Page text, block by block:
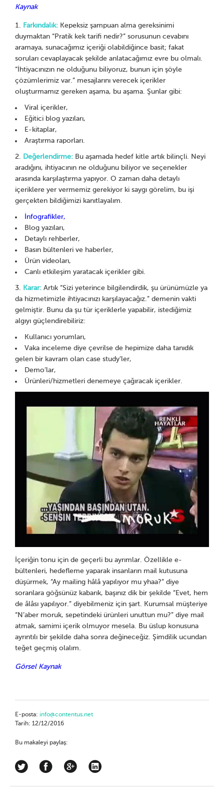
Kaynak
Farkındalık: Kepeksiz şampuan alma gereksinimi
duymaktan “Pratik kek tarifi nedir?” sorusunun cevabını
aramaya, sunacağımız içeriği olabildiğince basit; fakat
soruları cevaplayacak şekilde anlatacağımız evre bu olmalı.
“İhtiyacınızın ne olduğunu biliyoruz, bunun için şöyle
çözümlerimiz var.” mesajlarını verecek içerikler
oluşturmamız gereken aşama, bu aşama. Şunlar gibi:
Viral içerikler,
Eğitici blog yazıları,
E-kitaplar,
Araştırma raporları.
Değerlendirme: Bu aşamada hedef kitle artık bilinçli. Neyi
aradığını, ihtiyacının ne olduğunu biliyor ve seçenekler
arasında karşılaştırma yapıyor. O zaman daha detaylı
içeriklere yer vermemiz gerekiyor ki saygı görelim, bu işi
gerçekten bildiğimizi kanıtlayalım.
İnfografikler,
Blog yazıları,
Detaylı rehberler,
Basın bültenleri ve haberler,
Ürün videoları,
Canlı etkileşim yaratacak içerikler gibi.
Karar:Artık “Sizi yeterince bilgilendirdik, şu ürünümüzle ya
da hizmetimizle ihtiyacınızı karşılayacağız.” demenin vakti
gelmiştir. Bunu da şu tür içeriklerle yapabilir, istediğimiz
algıyı güçlendirebiliriz:
Kullanıcı yorumları,
Vaka inceleme diye çevrilse de hepimize daha tanıdık
gelen bir kavram olan case study’ler,
Demo’lar,
Ürünleri/hizmetleri denemeye çağıracak içerikler.
İçeriğin tonu için de geçerli bu ayrımlar. Özellikle e-
bültenleri, hedefleme yaparak insanların mail kutusuna
düşürmek, “Ay mailing hâlâ yapılıyor mu yhaa?” diye
soranlara göğsünüz kabarık, başınız dik bir şekilde “Evet, hem
de âlâsı yapılıyor.” diyebilmeniz için şart. Kurumsal müşteriye
“N’aber moruk, sepetindeki ürünleri unuttun mu?” diye mail
atmak, samimi içerik olmuyor mesela. Bu üslup konusuna
ayrıntılı bir şekilde daha sonra değineceğiz. Şimdilik ucundan
teğet geçmiş olalım.
Görsel Kaynak
E-posta: info@contentus.net
Tarih: 12/12/2016
Bu makaleyi paylaş: